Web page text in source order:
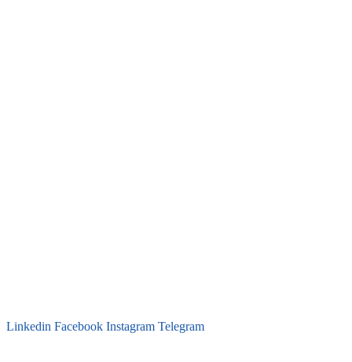
Linkedin Facebook Instagram Telegram